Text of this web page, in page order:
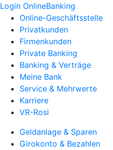
Login OnlineBanking
Online-Geschäftsstelle
Privatkunden
Firmenkunden
Private Banking
Banking & Verträge
Meine Bank
Service & Mehrwerte
Karriere
VR-Rosi
Geldanlage & Sparen
Girokonto & Bezahlen